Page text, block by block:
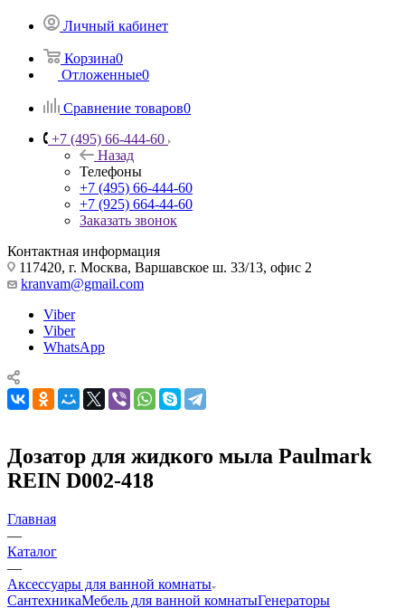
Личный кабинет
Корзина0
Отложенные0
Сравнение товаров0
+7 (495) 66-444-60
Назад
Телефоны
+7 (495) 66-444-60
+7 (925) 664-44-60
Заказать звонок
Контактная информация
117420, г. Москва, Варшавское ш. 33/13, офис 2
kranvam@gmail.com
Viber
Viber
WhatsApp
Дозатор для жидкого мыла Paulmark
REIN D002-418
Главная
—
Каталог
—
Аксессуары для ванной комнаты
СантехникаМебель для ванной комнатыГенераторы